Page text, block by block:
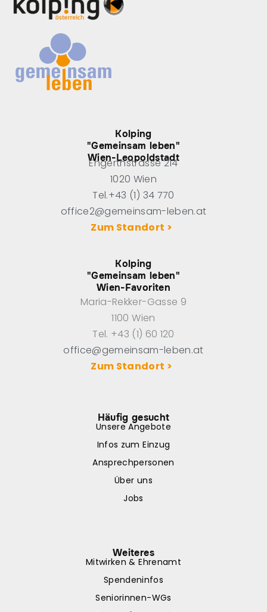
Kolping
"Gemeinsam leben"
Wien-Leopoldstadt
Engerthstrasse 214
1020 Wien
Tel.+43 (1) 34 770
office2@gemeinsam-leben.at
Zum Standort >
Kolping
"Gemeinsam leben"
Wien-Favoriten
Maria-Rekker-Gasse 9
1100 Wien
Tel. +43 (1) 60 120
office@gemeinsam-leben.at
Zum Standort >
Häufig gesucht
Unsere Angebote
Infos zum Einzug
Ansprechpersonen
Über uns
Jobs
Weiteres
Mitwirken & Ehrenamt
Spendeninfos
Seniorinnen-WGs